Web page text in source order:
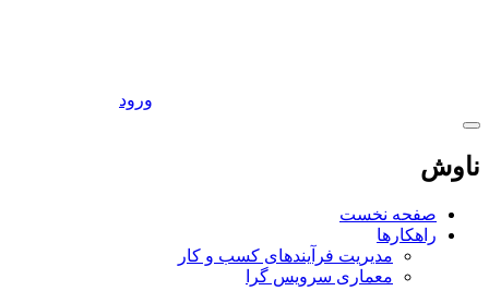
ورود
ناوش
صفحه نخست
راهکارها
مدیریت فرآیندهای کسب و کار
معماری سرویس گرا